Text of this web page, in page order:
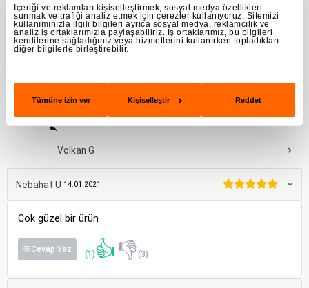
İçeriği ve reklamları kişiselleştirmek, sosyal medya özellikleri
sunmak ve trafiği analiz etmek için çerezler kullanıyoruz. Sitemizi
kullanımınızla ilgili bilgileri ayrıca sosyal medya, reklamcılık ve
analiz iş ortaklarımızla paylaşabiliriz. İş ortaklarımız, bu bilgileri
kendilerine sağladığınız veya hizmetlerini kullanırken topladıkları
diğer bilgilerle birleştirebilir.
Tümüne izin ver Kişiselleştir Reddet
gözlerim kızarıyordu. Ama bu solüsyonda akşam saatlerine
doğru kuruluk yapma problemi gitti. Nemlendirme
performansı güzel ve uyurken gözlerim kızarma durumu
gitti. Diğerlerine göre biraz pahalı ama para gözden daha
💬Cevap Yaz (11) 👎(2)
Volkan G
Nebahat U 14.01.2021
Cok güzel bir ürün
💬Cevap Yaz (1) 👍👎(3)